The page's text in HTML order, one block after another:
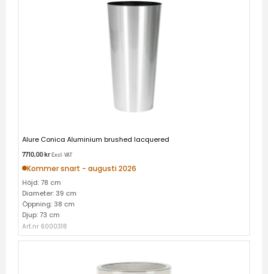
Alure Conica Aluminium brushed lacquered
7710,00krExcl. VAT
Kommer snart - augusti 2026
Höjd: 78 cm
Diameter: 39 cm
Öppning: 38 cm
Djup: 73 cm
Art.nr 6000318